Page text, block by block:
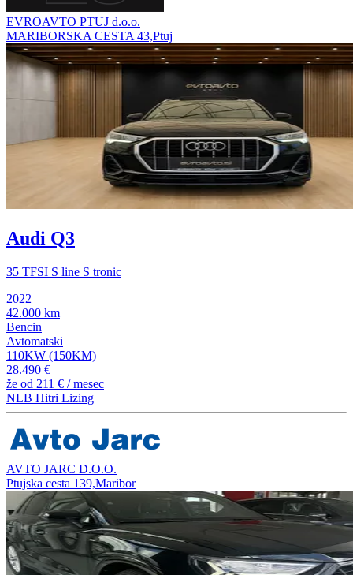
EVROAVTO PTUJ d.o.o.
MARIBORSKA CESTA 43,Ptuj
Audi Q3
35 TFSI S line S tronic
2022
42.000 km
Bencin
Avtomatski
110KW (150KM)
28.490 €
že od 211 € / mesec
NLB Hitri Lizing
AVTO JARC D.O.O.
Ptujska cesta 139,Maribor